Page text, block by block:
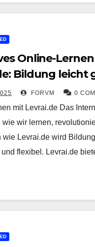
Online-
Bildung leicht
FORVM 0
mit Levrai.de Das
wie wir lernen,
wie Levrai.de wird
flexibel. Levrai.de